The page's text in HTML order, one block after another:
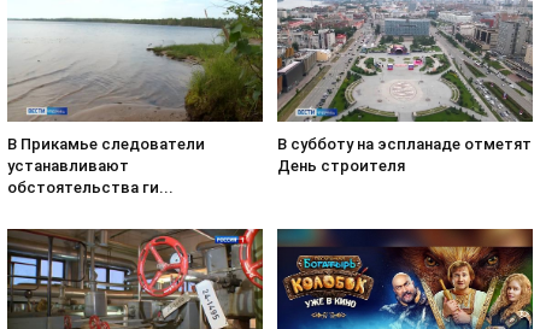
В Прикамье следователи
устанавливают
обстоятельства ги...
В субботу на эспланаде отметят
День строителя